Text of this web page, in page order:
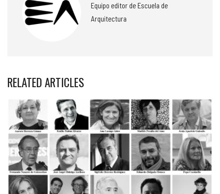
Equipo editor de Escuela de
Arquitectura
RELATED ARTICLES